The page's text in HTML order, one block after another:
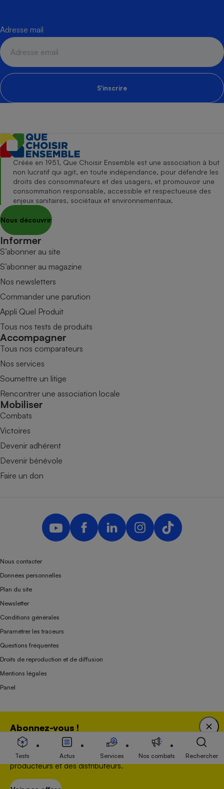
Adresse mail
S'inscrire
Abonnez-vous !
Bénéficiez d'une expertise unique tout en soutenant
une association 100 % indépendante de l'Etat, des
producteurs et des distributeurs.
Créée en 1951, Que Choisir Ensemble est une association à but
non lucratif qui agit, en toute indépendance, pour défendre les
droits des consommateurs et des usagers, et promouvoir une
consommation responsable, accessible et respectueuse des
enjeux sanitaires, sociétaux et environnementaux.
Nous découvrir
Informer
S’abonner au site
S’abonner au magazine
Nos newsletters
Commander une parution
Appli Quel Produit
Tous nos tests de produits
Accompagner
Tous nos comparateurs
Nos services
Soumettre un litige
Rencontrer une association locale
Mobiliser
Combats
Victoires
Devenir adhérent
Devenir bénévole
Faire un don
Nous contacter
Données personnelles
Plan du site
Newsletter
Conditions générales
Paramétrer les traceurs
Questions fréquentes
Droits de reproduction et de diffusion
Mentions légales
Panel
Association indépendante de l’État, des syndicats, des producteurs et des
distributeurs depuis 1951.
Tests Actus Services Nos combats Rechercher